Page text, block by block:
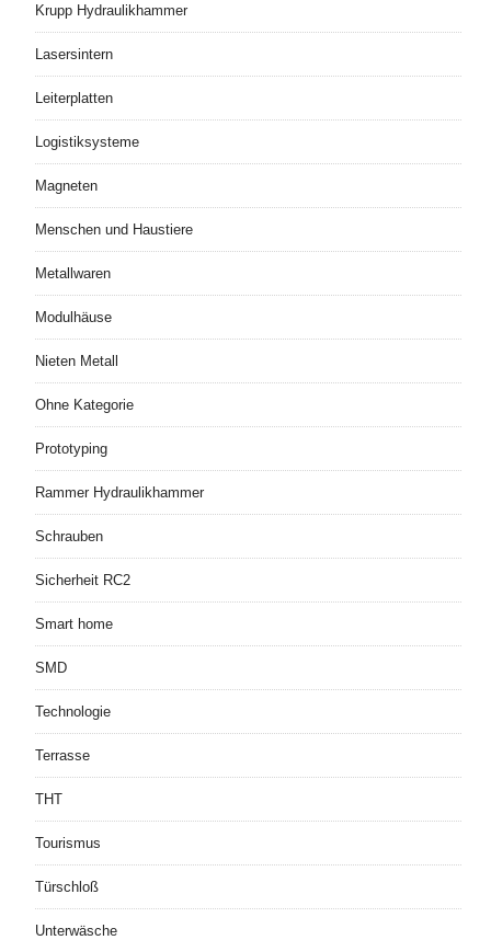
Krupp Hydraulikhammer
Lasersintern
Leiterplatten
Logistiksysteme
Magneten
Menschen und Haustiere
Metallwaren
Modulhäuse
Nieten Metall
Ohne Kategorie
Prototyping
Rammer Hydraulikhammer
Schrauben
Sicherheit RC2
Smart home
SMD
Technologie
Terrasse
THT
Tourismus
Türschloß
Unterwäsche